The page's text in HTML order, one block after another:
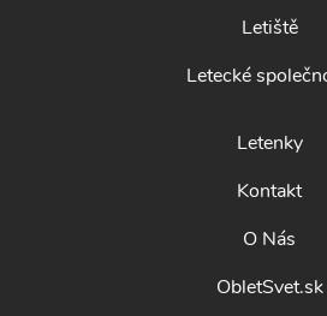
Letiště
Letecké
Letenky
Kontakt
O Nás
ObletSvet.sk